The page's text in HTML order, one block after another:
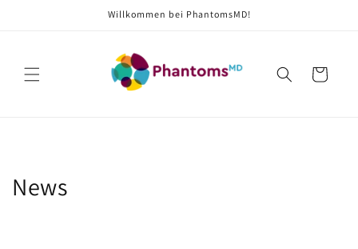
Willkommen bei PhantomsMD!
Warenkorb
News